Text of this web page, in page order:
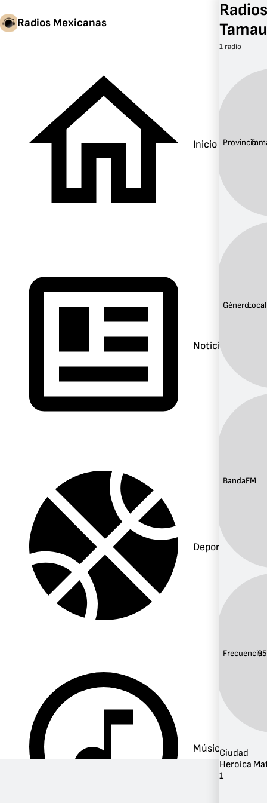
Radios Mexicanas
Inicio
Noticias
Deportes
Música
1 radio
Provincia:
Género:Local
Banda:FM
Frecuencia:
Ciudad
Heroica
1